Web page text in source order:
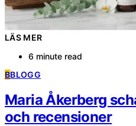
LÄS MER
6 minute read
BBLOGG
Maria Åkerberg
och recensioner